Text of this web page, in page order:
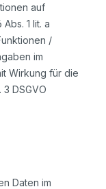
auf
1 lit. a
/
im
Wirkung für die
DSGVO
Daten im